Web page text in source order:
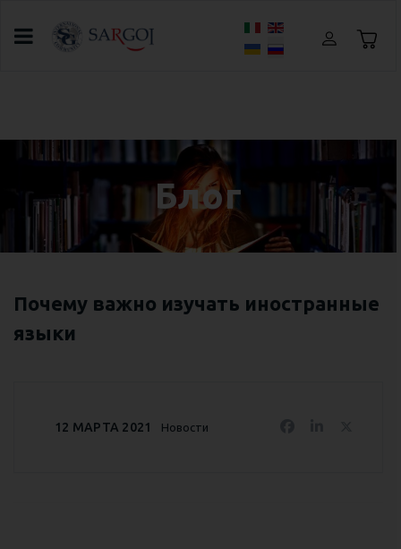
Выберите язык
Блог
Почему важно изучать иностранные
языки
Новости
12 МАРТА 2021